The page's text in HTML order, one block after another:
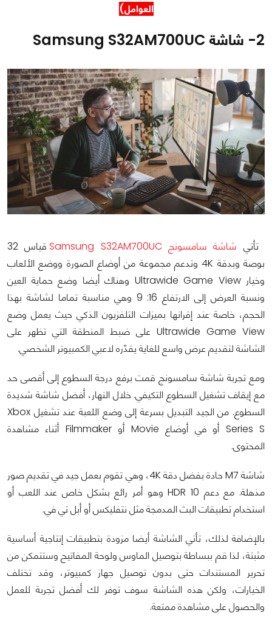
العوامل)
2- شاشة Samsung S32AM700UC
تأتي شاشة سامسونج Samsung S32AM700UC
قياس 32
بوصة وبدقة 4K وتدعم مجموعة من أوضاع الصورة ووضع الألعاب
وخيار Ultrawide Game View وهناك أيضا وضع حماية العين
ونسبة العرض إلى الارتفاع 16: 9 وهي مناسبة تماما لشاشة بهذا
الحجم، خاصة عند إقرانها بميزات التلفزيون الذكي حيث يعمل وضع
Ultrawide Game View على ضبط المنطقة التي تظهر على
الشاشة لتقديم عرض واسع للغاية يقدّره لاعبي الكمبيوتر الشخصي.
ومع تجربة شاشة سامسونج قمت برفع درجة السطوع إلى أقصى حد
مع إيقاف تشغيل السطوع التكيفي. خلال النهار، أفضل شاشة شديدة
السطوع. من الجيد التبديل بسرعة إلى وضع اللعبة عند تشغيل Xbox
Series S أو في أوضاع Movie أو Filmmaker أثناء مشاهدة
المحتوى.
شاشة M7 حادة بفضل دقة 4K، وهي تقوم بعمل جيد في تقديم صور
مذهلة. مع دعم HDR 10 وهو أمر رائع بشكل خاص عند اللعب أو
استخدام تطبيقات البث المدمجة مثل نتفليكس أو أبل تي في.
بالإضافة لذلك، تأتي الشاشة أيضا مزودة بتطبيقات إنتاجية أساسية
مثبتة، لذا قم ببساطة بتوصيل الماوس ولوحة المفاتيح وستتمكن من
تحرير المستندات حتى بدون توصيل جهاز كمبيوتر، وقد تختلف
الخيارات، ولكن هذه الشاشة سوف توفر لك أفضل تجربة للعمل
والحصول على مشاهدة ممتعة.